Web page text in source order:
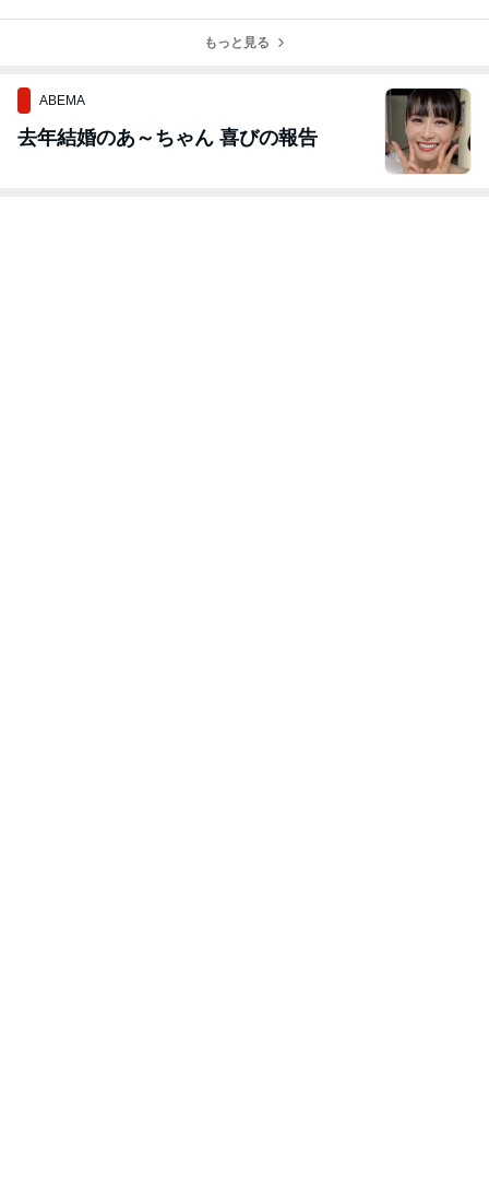
もっと見る
ABEMA
去年結婚のあ～ちゃん 喜びの報告